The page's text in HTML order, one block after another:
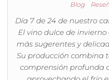
Blog
Día 7 de 24 de nuestro
El vino dulce de
más sugerentes y
Su producción combina
comprensión profunda